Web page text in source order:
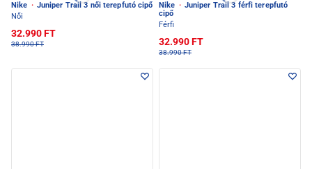
Nike · Juniper Trail 3 női terepfutó cipő
Női
32.990 FT
38.990 FT
Nike · Juniper Trail 3 férfi terepfutó
cipő
Férfi
32.990 FT
38.990 FT